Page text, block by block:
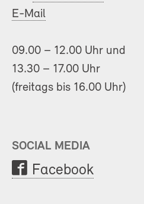
E-Mail
09.00 – 12.00 Uhr und
13.30 – 17.00 Uhr
(freitags bis 16.00 Uhr)
SOCIAL MEDIA
Facebook